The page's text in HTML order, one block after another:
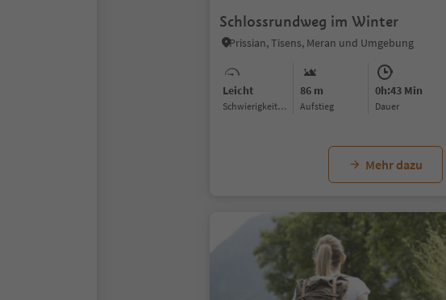
Schlossrundweg im Winter
Prissian, Tisens, Meran und Umgebung
Leicht
Schwierigkeitsgrad
86 m
Aufstieg
0h:43 Min
Dauer
Mehr dazu